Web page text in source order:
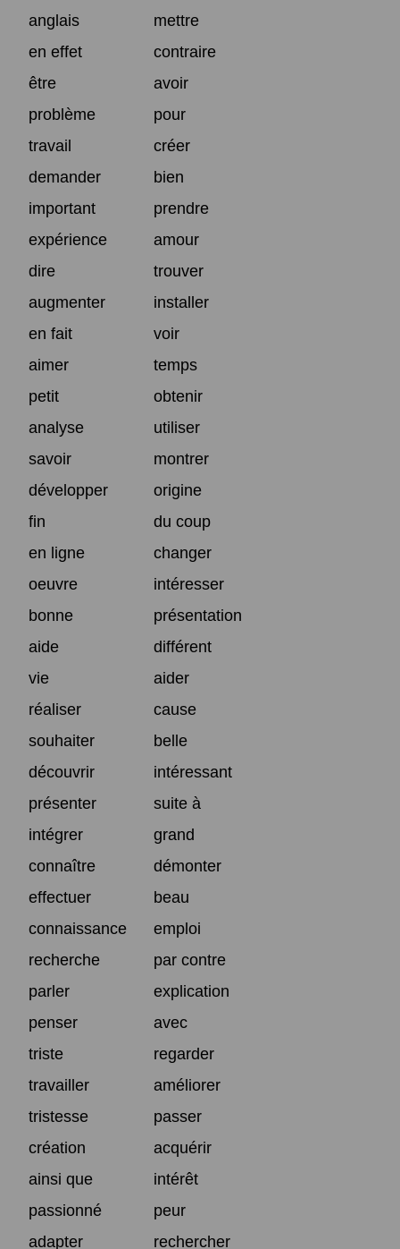
anglais
mettre
en effet
contraire
être
avoir
problème
pour
travail
créer
demander
bien
important
prendre
expérience
amour
dire
trouver
augmenter
installer
en fait
voir
aimer
temps
petit
obtenir
analyse
utiliser
savoir
montrer
développer
origine
fin
du coup
en ligne
changer
oeuvre
intéresser
bonne
présentation
aide
différent
vie
aider
réaliser
cause
souhaiter
belle
découvrir
intéressant
présenter
suite à
intégrer
grand
connaître
démonter
effectuer
beau
connaissance
emploi
recherche
par contre
parler
explication
penser
avec
triste
regarder
travailler
améliorer
tristesse
passer
création
acquérir
ainsi que
intérêt
passionné
peur
adapter
rechercher